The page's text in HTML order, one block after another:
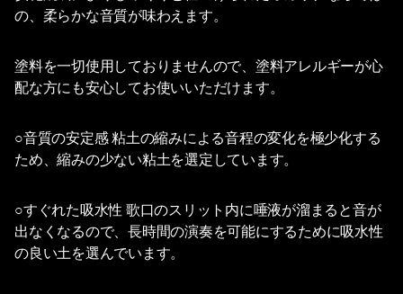
の、柔らかな音質が味わえます。
塗料を一切使用しておりませんので、塗料アレルギーが心
配な方にも安心してお使いいただけます。
○音質の安定感 粘土の縮みによる音程の変化を極少化する
ため、縮みの少ない粘土を選定しています。
○すぐれた吸水性 歌口のスリット内に唾液が溜まると音が
出なくなるので、長時間の演奏を可能にするために吸水性
の良い土を選んでいます。